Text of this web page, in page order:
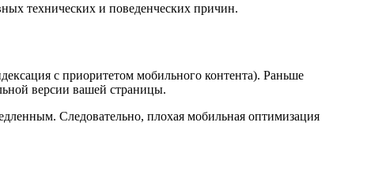
технических и поведенческих причин.
с приоритетом мобильного контента). Раньше
версии вашей страницы.
Следовательно, плохая мобильная оптимизация